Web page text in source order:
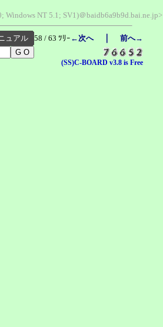
Windows NT 5.1; SV1)＠baidb6a9b9d.bai.ne.jp>
ュアル 58 / 63 ﾂﾘｰ ←次へ｜ 前へ→
(SS)C-BOARD v3.8 is Free